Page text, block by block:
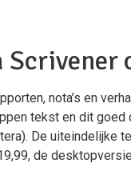
nota’s en
tekst en dit
De uiteindelijke
de